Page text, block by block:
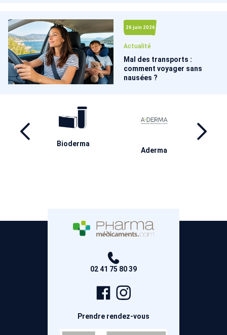
26 juin 2026
Actualité
Mal des transports :
comment voyager sans
nausées ?
Ducray
02 41 75 80 39
Page
Facebook
Prendre rendez-vous